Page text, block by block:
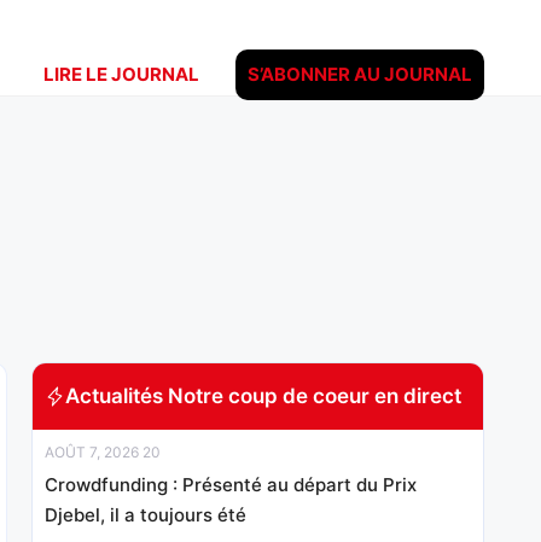
LIRE LE JOURNAL S’ABONNER AU JOURNAL
Actualités Notre coup de coeur en direct
AOÛT 7, 2026 20
Crowdfunding : Présenté au départ du Prix
Djebel, il a toujours été